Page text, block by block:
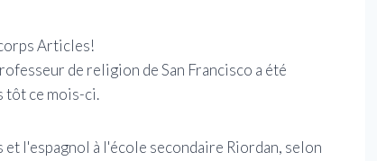
Articles!
de religion de San Francisco a été
tôt ce mois-ci.
l'espagnol à l'école secondaire Riordan, selon